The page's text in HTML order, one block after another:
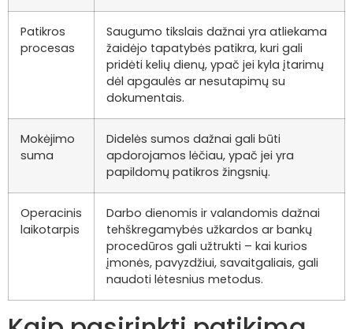
Patikros
procesas
Saugumo tikslais dažnai yra atliekama
žaidėjo tapatybės patikra, kuri gali
pridėti kelių dienų, ypač jei kyla įtarimų
dėl apgaulės ar nesutapimų su
dokumentais.
Mokėjimo
suma
Didelės sumos dažnai gali būti
apdorojamos lėčiau, ypač jei yra
papildomų patikros žingsnių.
Operacinis
laikotarpis
Darbo dienomis ir valandomis dažnai
tehškregamybės užkardos ar bankų
procedūros gali užtrukti – kai kurios
įmonės, pavyzdžiui, savaitgaliais, gali
naudoti lėtesnius metodus.